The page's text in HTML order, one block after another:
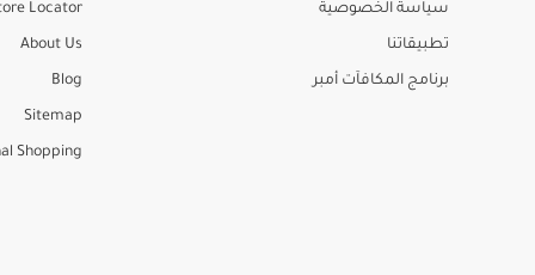
سياسة الخصوصية
تطبيقاتنا
برنامج المكافآت أمبر
Locator
About Us
Blog
Sitemap
Shopping